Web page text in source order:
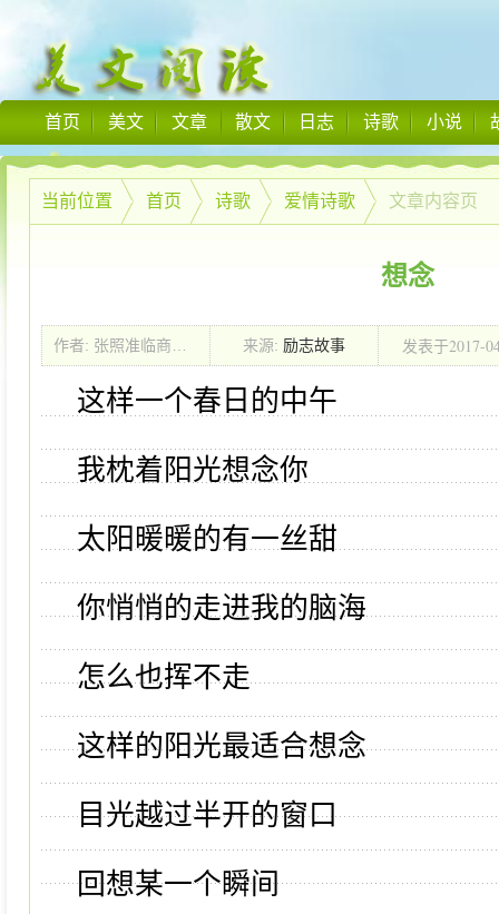
首页 美文 文章 散文 日志 诗歌 小说
当前位置 首页 诗歌 爱情诗歌 文章内容页
想念
来源: 励志故事 发表于2017-
这样一个春日的中午
我枕着阳光想念你
太阳暖暖的有一丝甜
你悄悄的走进我的脑海
怎么也挥不走
这样的阳光最适合想念
目光越过半开的窗口
回想某一个瞬间